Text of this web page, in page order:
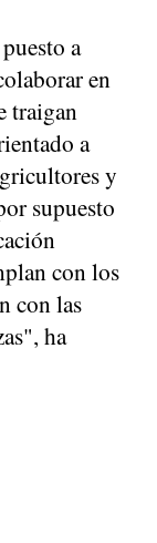
a
en
traigan
a
y
supuesto
con los
con las
ha